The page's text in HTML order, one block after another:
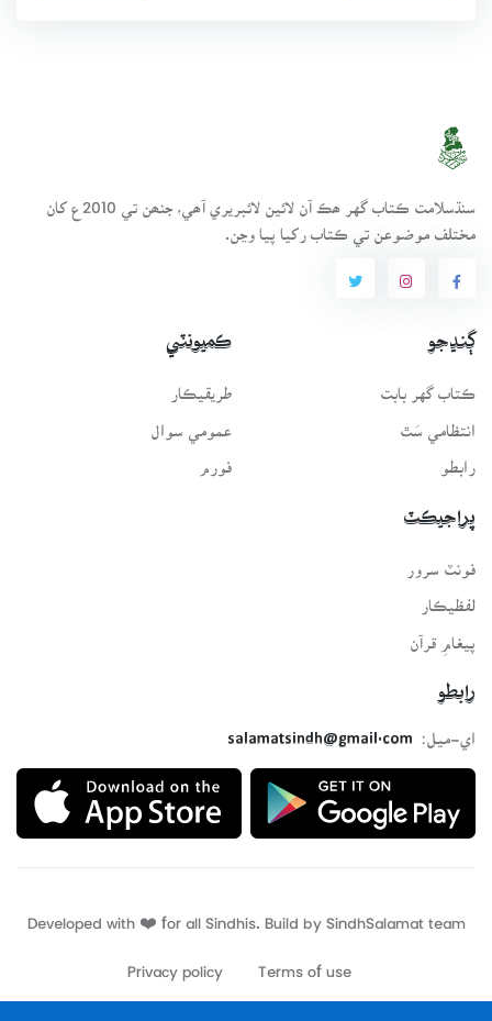
سنڌسلامت ڪتاب گهر ھڪ آن لائين لائبريري آھي، جنھن تي 2010ع کان
مختلف موضوعن تي ڪتاب رکيا پيا وڃن.
ڳنڍجو
ڪتاب گهر بابت
انتظامي سَٿ
رابطو
ڪميونٽي
طريقيڪار
عمومي سوال
فورم
پراجيڪٽ
لفظيڪار
پيغامِ قرآن
رابطو
اي-ميل:
salamatsindh@gmail.com
Developed with ❤️ for all Sindhis. Build by
Terms of use